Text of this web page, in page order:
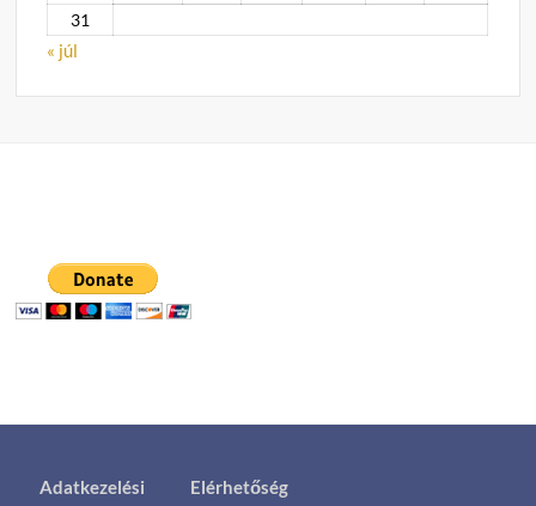
31
« júl
Adatkezelési Elérhetőség